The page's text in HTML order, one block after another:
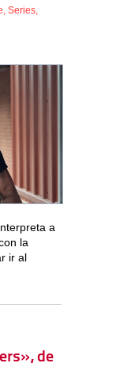
Series
a
la
ir al
de